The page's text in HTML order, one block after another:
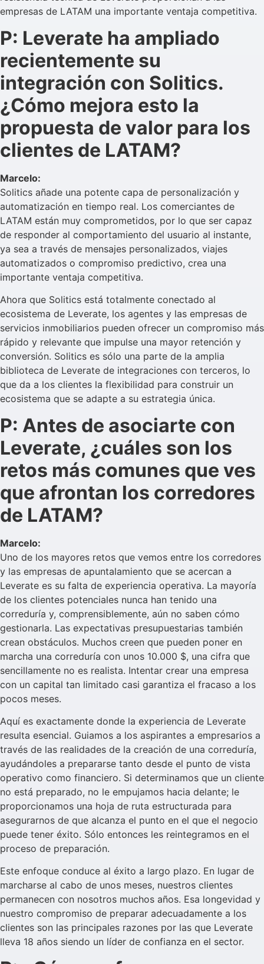
empresas de LATAM una importante ventaja competitiva.
P: Leverate ha ampliado
recientemente su
integración con Solitics.
¿Cómo mejora esto la
propuesta de valor para los
clientes de LATAM?
Marcelo:
Solitics añade una potente capa de personalización y
automatización en tiempo real. Los comerciantes de
LATAM están muy comprometidos, por lo que ser capaz
de responder al comportamiento del usuario al instante,
ya sea a través de mensajes personalizados, viajes
automatizados o compromiso predictivo, crea una
importante ventaja competitiva.
Ahora que Solitics está totalmente conectado al
ecosistema de Leverate, los agentes y las empresas de
servicios inmobiliarios pueden ofrecer un compromiso más
rápido y relevante que impulse una mayor retención y
conversión. Solitics es sólo una parte de la amplia
biblioteca de Leverate de integraciones con terceros, lo
que da a los clientes la flexibilidad para construir un
ecosistema que se adapte a su estrategia única.
P: Antes de asociarte con
Leverate, ¿cuáles son los
retos más comunes que ves
que afrontan los corredores
de LATAM?
Marcelo:
Uno de los mayores retos que vemos entre los corredores
y las empresas de apuntalamiento que se acercan a
Leverate es su falta de experiencia operativa. La mayoría
de los clientes potenciales nunca han tenido una
correduría y, comprensiblemente, aún no saben cómo
gestionarla. Las expectativas presupuestarias también
crean obstáculos. Muchos creen que pueden poner en
marcha una correduría con unos 10.000 $, una cifra que
sencillamente no es realista. Intentar crear una empresa
con un capital tan limitado casi garantiza el fracaso a los
pocos meses.
Aquí es exactamente donde la experiencia de Leverate
resulta esencial. Guiamos a los aspirantes a empresarios a
través de las realidades de la creación de una correduría,
ayudándoles a prepararse tanto desde el punto de vista
operativo como financiero. Si determinamos que un cliente
no está preparado, no le empujamos hacia delante; le
proporcionamos una hoja de ruta estructurada para
asegurarnos de que alcanza el punto en el que el negocio
puede tener éxito. Sólo entonces les reintegramos en el
proceso de preparación.
Este enfoque conduce al éxito a largo plazo. En lugar de
marcharse al cabo de unos meses, nuestros clientes
permanecen con nosotros muchos años. Esa longevidad y
nuestro compromiso de preparar adecuadamente a los
clientes son las principales razones por las que Leverate
lleva 18 años siendo un líder de confianza en el sector.